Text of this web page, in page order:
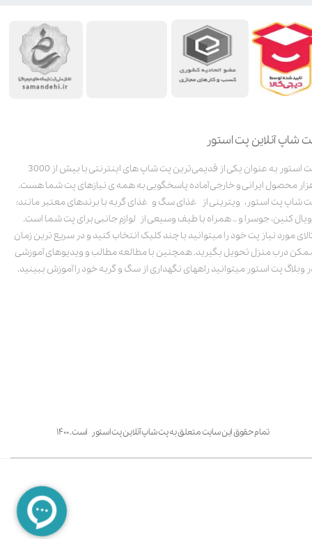
شاپ آنلاین پت استور
پت استور به عنوان یکی از قدیمی‌ترین پت شاپ های اینترنتی با بیش از 3000
محصول ایرانی و خارجی آماده پاسخگویی به همه ی نیازهای پت شما هست.
شاپ پت استور، ویترینی از غذای سگ و غذای گربه با برندهای معتبر مانند:
کنین، جوسرا و .. همراه با طیف وسیعی از لوازم جانبی برای پت شما است.
مورد نیاز پت خود را میتوانید با چند کلیک انتخاب کنید و در سریع ترین زمان
درب منزل تحویل بگیرید. همچنین با مطالعه مطالب و ویدیوهای آموزشی
وبلاگ پت استور میتوانید راههای نگهداری از سگ و گربه خود را آموزش ببینید.
تمام حقوق این سایت متعلق به پت شاپ آنلاین پت استور است. ۱۴۰۰